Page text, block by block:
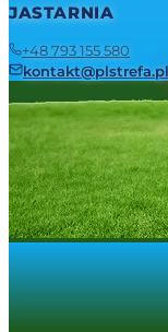
JASTARNIA
+48 793 155 580
kontakt@plstrefa.pl